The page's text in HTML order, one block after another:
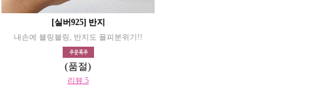
[실버925] 반지
내손에 블링블링, 반지도 플피분위기!!
(품절)
리뷰 5